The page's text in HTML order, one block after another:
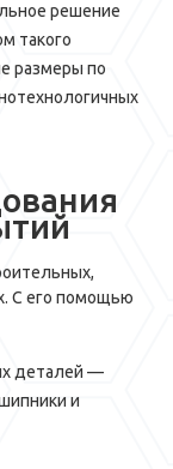
решение
такого
размеры по
С его помощью
деталей —
и